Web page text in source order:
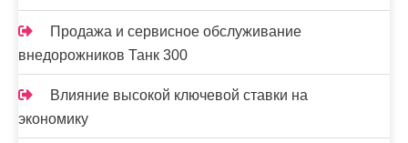
Продажа и сервисное обслуживание
внедорожников Танк 300
Влияние высокой ключевой ставки на
экономику